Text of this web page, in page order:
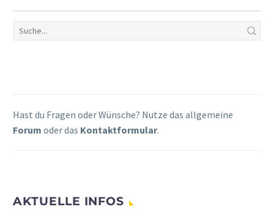
Hast du Fragen oder Wünsche? Nutze das allgemeine
Forum oder das Kontaktformular.
AKTUELLE INFOS